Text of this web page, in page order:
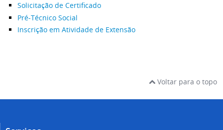
Solicitação de Certificado
Pré-Técnico Social
Inscrição em Atividade de Extensão
Voltar para o topo